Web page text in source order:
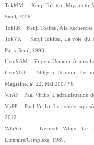
TokMM Kenji Tokitsu, Miyamoto
Seuil, 2008.
TokRK Kenji Tokitsu, A la Recherche
TokVK Kenji Tokitsu, La voie du
Paris, Seuil, 1993.
UemRAM Shigeru Uemura, A la
UemMEI Shigeru Uemura, Les
Magazine, n° 22, Mai 2007.*6
VirAP Paul Virilio, L'administration de
VirPE Paul Virilio, Le pensée exposée
2012.
WhiAA Kenneth White, Le
Littéraire/Complexe, 1989.